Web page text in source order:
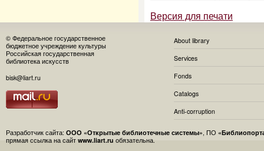
Версия для печати
© Федеральное государственное
бюджетное учреждение культуры
Российская государственная
библиотека искусств
bisk@liart.ru
About library
Services
Fonds
Catalogs
Anti-corruption
Разработчик сайта: ООО «Открытые библиотечные системы», ПО
прямая ссылка на сайт www.liart.ru обязательна.